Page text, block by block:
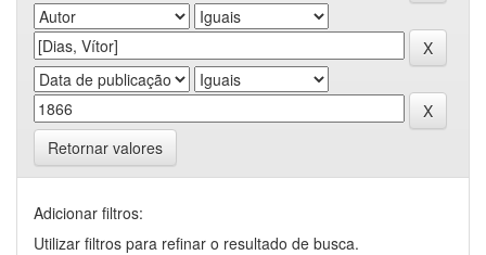
Retornar valores
Adicionar filtros:
Utilizar filtros para refinar o resultado de busca.